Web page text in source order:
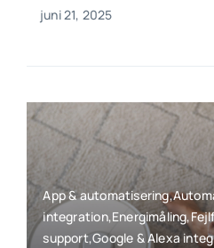
juni 21, 2025
App &
support,Google & Alexa